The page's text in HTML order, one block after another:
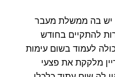
יש בה ממשלת מעבר
להתקיים בחודש
לעמוד בשום עימות
מלקקת את פצעי